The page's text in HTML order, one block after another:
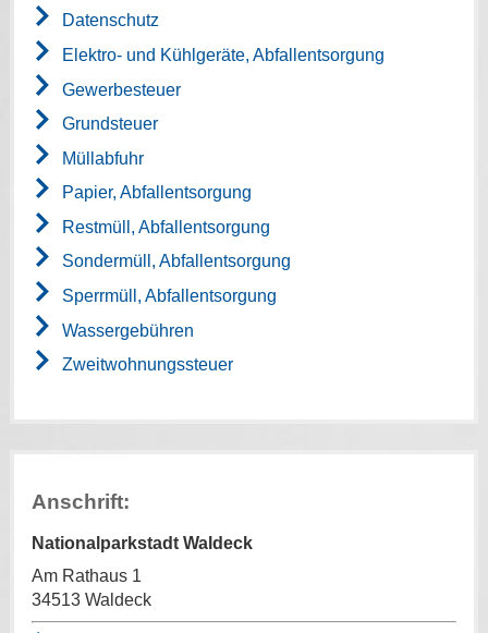
Datenschutz
Elektro- und Kühlgeräte, Abfallentsorgung
Gewerbesteuer
Grundsteuer
Müllabfuhr
Papier, Abfallentsorgung
Restmüll, Abfallentsorgung
Sondermüll, Abfallentsorgung
Sperrmüll, Abfallentsorgung
Wassergebühren
Zweitwohnungssteuer
Anschrift:
Nationalparkstadt Waldeck
Am Rathaus 1
34513 Waldeck